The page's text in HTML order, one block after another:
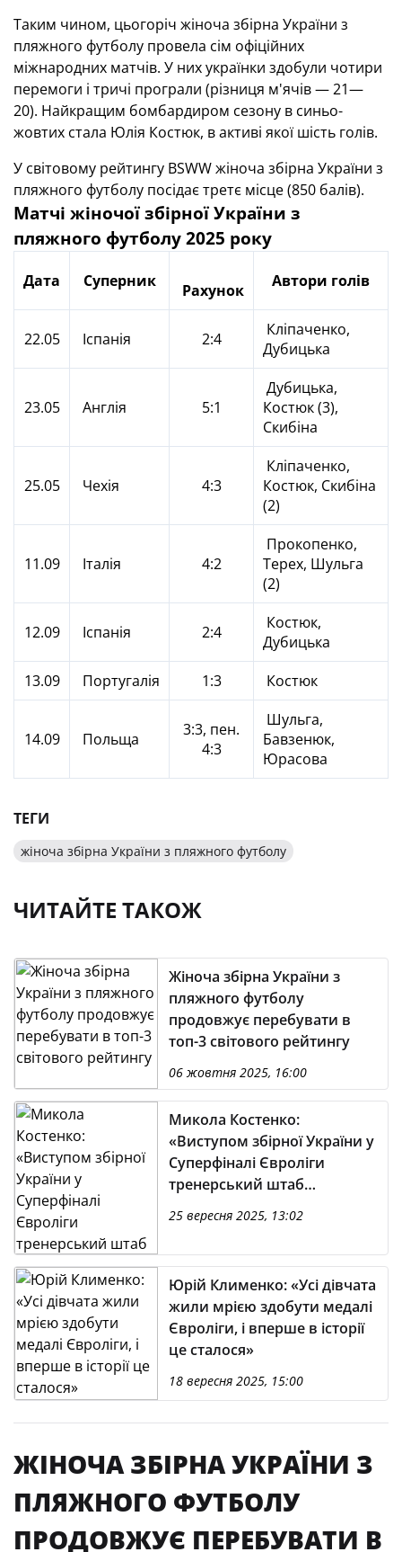
Таким чином, цьогоріч жіноча збірна України з
пляжного футболу провела сім офіційних
міжнародних матчів. У них українки здобули чотири
перемоги і тричі програли (різниця м'ячів — 21—
20). Найкращим бомбардиром сезону в синьо-
жовтих стала Юлія Костюк, в активі якої шість голів.
У світовому рейтингу BSWW жіноча збірна України з
пляжного футболу посідає третє місце (850 балів).
Матчі жіночої збірної України з
пляжного футболу 2025 року
Дата Суперник Рахунок Автори голів
22.05 Іспанія 2:4
Кліпаченко,
Дубицька
23.05 Англія 5:1
Дубицька,
Костюк (3),
Скибіна
25.05 Чехія 4:3
Кліпаченко,
Костюк, Скибіна
(2)
11.09 Італія 4:2
Прокопенко,
Терех, Шульга
(2)
12.09 Іспанія 2:4
Костюк,
Дубицька
13.09
Португалія 1:3 Костюк
14.09 Польща
3:3, пен.
4:3
Шульга,
Бавзенюк,
Юрасова
ТЕГИ
жіноча збірна України з пляжного футболу
ЧИТАЙТЕ ТАКОЖ
Жіноча збірна України з
пляжного футболу
продовжує перебувати в
топ-3 світового рейтингу
06 жовтня 2025, 16:00
Микола Костенко:
«Виступом збірної України у
Суперфіналі Євроліги
тренерський штаб
25 вересня 2025, 13:02
Юрій Клименко: «Усі дівчата
жили мрією здобути медалі
Євроліги, і вперше в історії
це сталося»
18 вересня 2025, 15:00
ЖІНОЧА ЗБІРНА УКРАЇНИ З
ПЛЯЖНОГО ФУТБОЛУ
ПРОДОВЖУЄ ПЕРЕБУВАТИ В